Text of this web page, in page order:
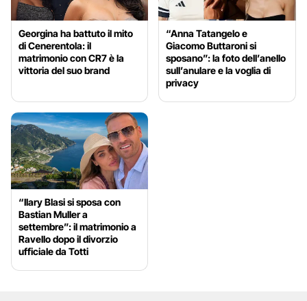
Georgina ha battuto il mito
di Cenerentola: il
matrimonio con CR7 è la
vittoria del suo brand
“Anna Tatangelo e
Giacomo Buttaroni si
sposano”: la foto dell’anello
sull’anulare e la voglia di
privacy
“Ilary Blasi si sposa con
Bastian Muller a
settembre”: il matrimonio a
Ravello dopo il divorzio
ufficiale da Totti